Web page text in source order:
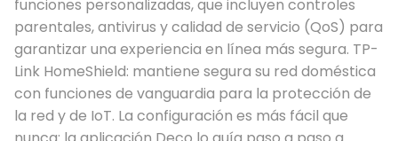
funciones personalizadas, que incluyen controles
parentales, antivirus y calidad de servicio (QoS) para
garantizar una experiencia en línea más segura. TP-
Link HomeShield: mantiene segura su red doméstica
con funciones de vanguardia para la protección de
la red y de IoT. La configuración es más fácil que